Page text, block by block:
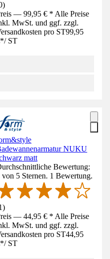
)
— 99,95 € * Alle Preise
MwSt. und ggf. zzgl.
pro ST99,95
*/ ST
NUKU
matt
Bewertung:
von 5 Sternen. 1 Bewertung.
)
— 44,95 € * Alle Preise
MwSt. und ggf. zzgl.
pro ST44,95
*/ ST